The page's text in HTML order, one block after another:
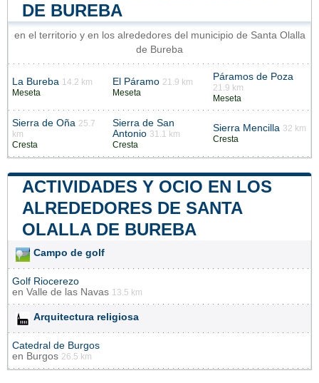
DE BUREBA
en el territorio y en los alrededores del municipio de Santa Olalla
de Bureba
La Bureba 14.2 km
Meseta
El Páramo 21.9 km
Meseta
Páramos de Poza
21.9 km
Meseta
Sierra de Oña 25.7
km
Cresta
Sierra de San
Antonio 31.1 km
Cresta
Sierra Mencilla 32 km
Cresta
ACTIVIDADES Y OCIO EN LOS
ALREDEDORES DE SANTA
OLALLA DE BUREBA
Campo de golf
Golf Riocerezo
en Valle de las Navas 13.5 km
Arquitectura religiosa
Catedral de Burgos
en Burgos 26.5 km